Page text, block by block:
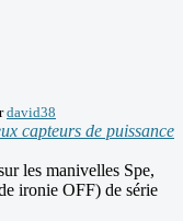
david38
capteurs de puissance
les manivelles Spe,
ironie OFF) de série